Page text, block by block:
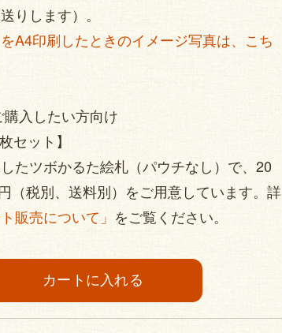
りします）。
をA4印刷したときのイメージ写真は、こち
入したい方向け
セット】
たツボかるた絵札（パウチなし）で、20
（税別、送料別）をご用意しています。詳
ト販売について」 をご覧ください。